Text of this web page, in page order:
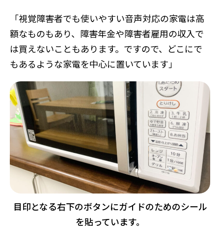
「視覚障害者でも使いやすい音声対応の家電は高
額なものもあり、障害年金や障害者雇用の収入で
は買えないこともあります。ですので、どこにで
もあるような家電を中心に置いています」
目印となる右下のボタンにガイドのためのシール
を貼っています。